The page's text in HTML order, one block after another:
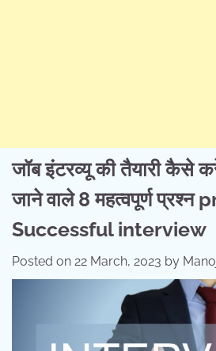
जॉब इंटरव्यू की तैयारी कैसे
जाने वाले 8 महत्वपूर्ण
Successful interview
Posted on 22 March, 2023 by